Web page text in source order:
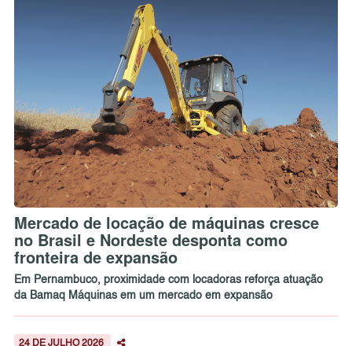
Mercado de locação de máquinas cresce
no Brasil e Nordeste desponta como
fronteira de expansão
Em Pernambuco, proximidade com locadoras reforça atuação
da Bamaq Máquinas em um mercado em expansão
24 DE JULHO 2026